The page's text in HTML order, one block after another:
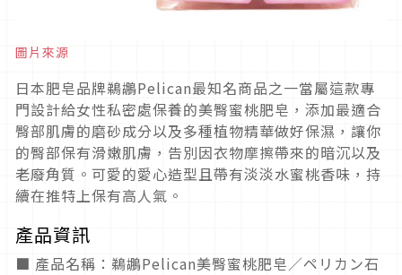
圖片來源
日本肥皂品牌鵜鶘Pelican最知名商品之一當屬這款專
門設計給女性私密處保養的美臀蜜桃肥皂，添加最適合
臀部肌膚的磨砂成分以及多種植物精華做好保濕，讓你
的臀部保有滑嫩肌膚，告別因衣物摩擦帶來的暗沉以及
老廢角質。可愛的愛心造型且帶有淡淡水蜜桃香味，持
續在推特上保有高人氣。
產品資訊
■ 產品名稱：鵜鶘Pelican美臀蜜桃肥皂／ペリカン石